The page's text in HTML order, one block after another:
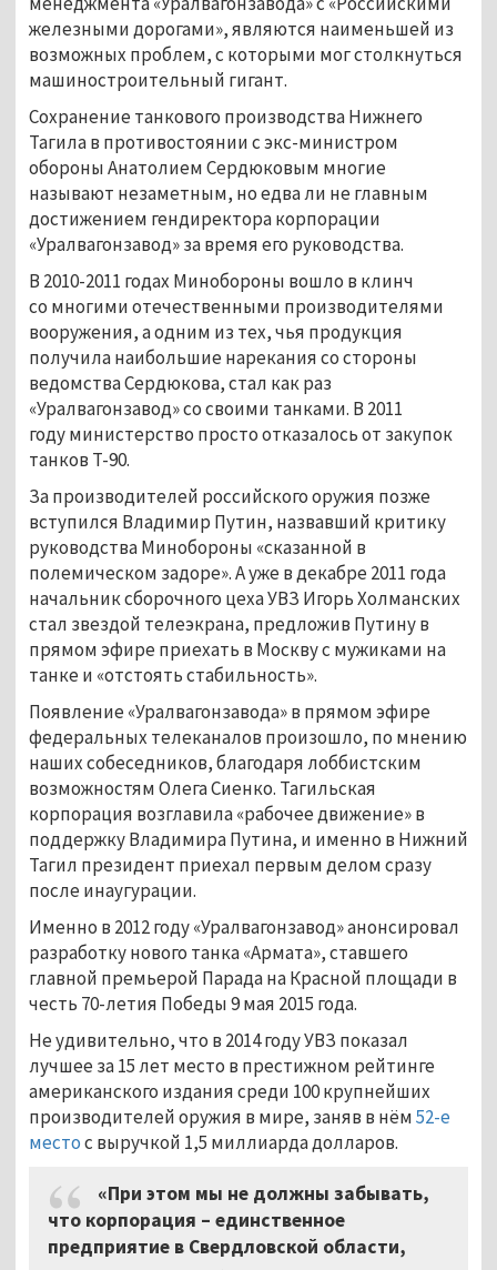
железными дорогами», являются наименьшей из
возможных проблем, с которыми мог столкнуться
машиностроительный гигант.
Сохранение танкового производства Нижнего
Тагила в противостоянии с экс-министром
обороны Анатолием Сердюковым многие
называют незаметным, но едва ли не главным
достижением гендиректора корпорации
«Уралвагонзавод» за время его руководства.
В 2010-2011 годах Минобороны вошло в клинч
со многими отечественными производителями
вооружения, а одним из тех, чья продукция
получила наибольшие нарекания со стороны
ведомства Сердюкова, стал как раз
«Уралвагонзавод» со своими танками. В 2011
году министерство просто отказалось от закупок
танков Т-90.
За производителей российского оружия позже
вступился Владимир Путин, назвавший критику
руководства Минобороны «сказанной в
полемическом задоре». А уже в декабре 2011 года
начальник сборочного цеха УВЗ Игорь Холманских
стал звездой телеэкрана, предложив Путину в
прямом эфире приехать в Москву с мужиками на
танке и «отстоять стабильность».
Появление «Уралвагонзавода» в прямом эфире
федеральных телеканалов произошло, по мнению
наших собеседников, благодаря лоббистским
возможностям Олега Сиенко. Тагильская
корпорация возглавила «рабочее движение» в
поддержку Владимира Путина, и именно в Нижний
Тагил президент приехал первым делом сразу
после инаугурации.
Именно в 2012 году «Уралвагонзавод» анонсировал
разработку нового танка «Армата», ставшего
главной премьерой Парада на Красной площади в
честь 70-летия Победы 9 мая 2015 года.
Не удивительно, что в 2014 году УВЗ показал
лучшее за 15 лет место в престижном рейтинге
американского издания среди 100 крупнейших
производителей оружия в мире, заняв в нём52-е
местос выручкой 1,5 миллиарда долларов.
«При этом мы не должны забывать,
что корпорация – единственное
предприятие в Свердловской области,